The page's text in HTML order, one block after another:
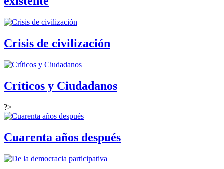
Crisis de civilización
Críticos y Ciudadanos
?>
Cuarenta años después